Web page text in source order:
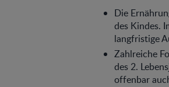
Die
des Kindes.
langfristige
Zahlreiche
des 2.
offenbar